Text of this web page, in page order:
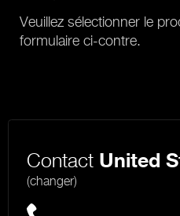
Veuillez sélectionner le
formulaire ci-contre.
Contact United
(changer)